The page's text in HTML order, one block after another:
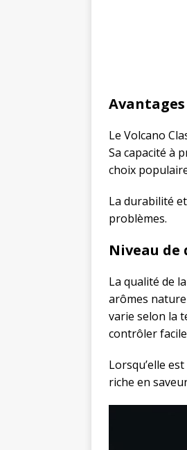
Avantages
Le Volcano
Sa capacité à
choix
La durabilité
problèmes.
Niveau de
La qualité de
arômes
varie selon la
contrôler
Lorsqu’elle
riche en